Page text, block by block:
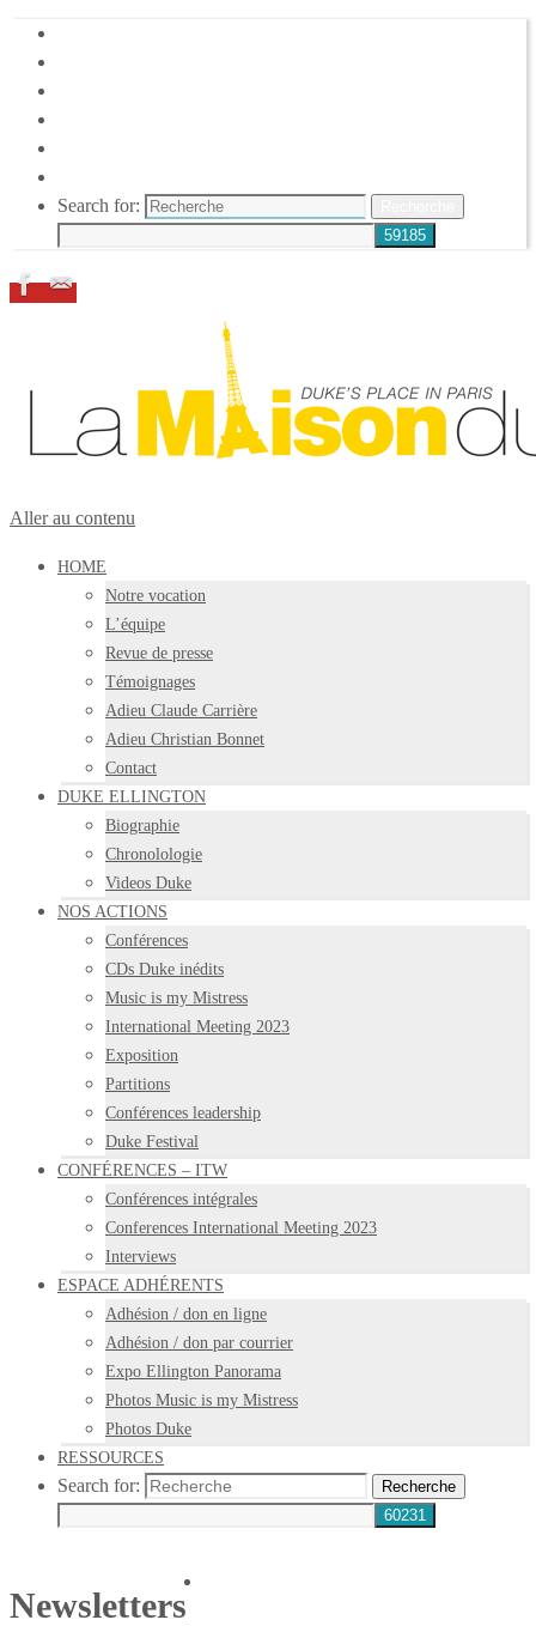
Search for:
Aller au contenu
HOME
Notre vocation
L’équipe
Revue de presse
Témoignages
Adieu Claude Carrière
Adieu Christian Bonnet
Contact
DUKE ELLINGTON
Biographie
Chronolologie
Videos Duke
NOS ACTIONS
Conférences
CDs Duke inédits
Music is my Mistress
International Meeting 2023
Exposition
Partitions
Conférences leadership
Duke Festival
CONFÉRENCES – ITW
Conférences intégrales
Conferences International Meeting 2023
Interviews
ESPACE ADHÉRENTS
Adhésion / don en ligne
Adhésion / don par courrier
Expo Ellington Panorama
Photos Music is my Mistress
Photos Duke
RESSOURCES
Search for: Recherche
Newsletters